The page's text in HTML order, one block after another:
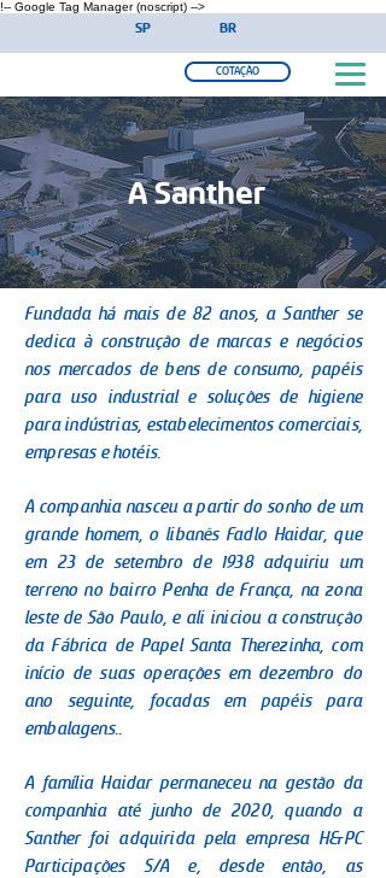
!-- Google Tag Manager (noscript) -->
SP BR
COTAÇÃO
A Santher
Fundada há mais de 82 anos, a Santher se
dedica à construção de marcas e negócios
nos mercados de bens de consumo, papéis
para uso industrial e soluções de higiene
para indústrias, estabelecimentos comerciais,
empresas e hotéis.
A companhia nasceu a partir do sonho de um
grande homem, o libanês Fadlo Haidar, que
em 23 de setembro de 1938 adquiriu um
terreno no bairro Penha de França, na zona
leste de São Paulo, e ali iniciou a construção
da Fábrica de Papel Santa Therezinha, com
início de suas operações em dezembro do
ano seguinte, focadas em papéis para
embalagens..
A família Haidar permaneceu na gestão da
companhia até junho de 2020, quando a
Santher foi adquirida pela empresa H&PC
Participações S/A e, desde então, as